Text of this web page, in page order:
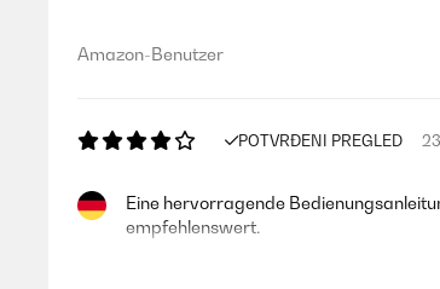
Amazon-Benutzer
POTVRĐENI PREGLED
Eine hervorragende
empfehlenswert.